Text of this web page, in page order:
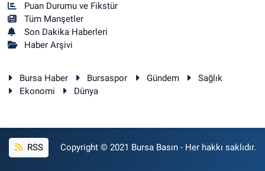
Puan Durumu ve Fikstür
Tüm Manşetler
Son Dakika Haberleri
Haber Arşivi
Bursa Haber Bursaspor Gündem
Sağlık
Ekonomi
Dünya
RSS Copyright © 2021 Bursa Basın - Her hakkı saklıdır.